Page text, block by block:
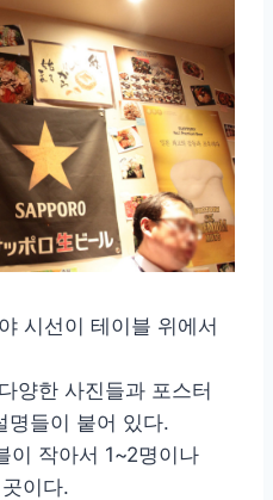
시선이 테이블 위에서
양한 사진들과 포스터
명들이 붙어 있다.
이 작아서 1~2명이나
이다.